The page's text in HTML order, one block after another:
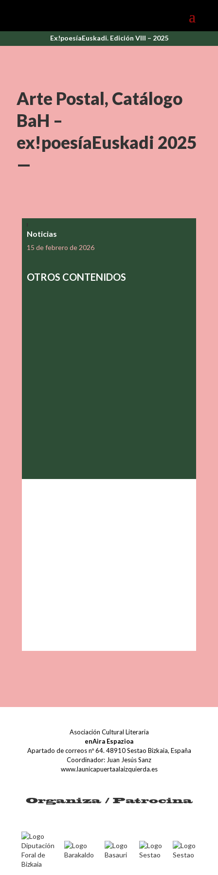
Ex!poesíaEuskadi. Edición VIII – 2025
Arte Postal, Catálogo
BaH –
ex!poesíaEuskadi 2025
—
Noticias
15 de febrero de 2026
OTROS CONTENIDOS
Asociación Cultural Literaria
enAira Espazioa
Apartado de correos nº 64. 48910 Sestao Bizkaia, España
Coordinador: Juan Jesús Sanz
www.launicapuertaalaizquierda.es
Organiza / Patrocina